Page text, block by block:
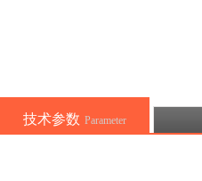
技术参数 Parameter